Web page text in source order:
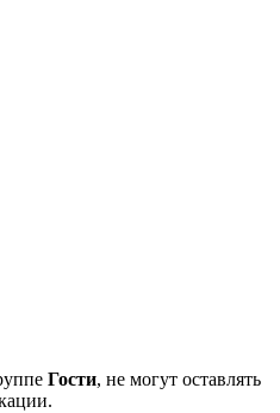
Гости, не могут оставлять